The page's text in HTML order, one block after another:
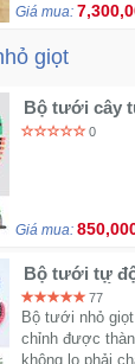
Giá mua:
giọt
Bộ tưới cây
vừa tưới0
Giá mua:
Bộ tưới tự
béc que cắm
77
Bộ tưới nhỏ
chỉnh được
không lo phải